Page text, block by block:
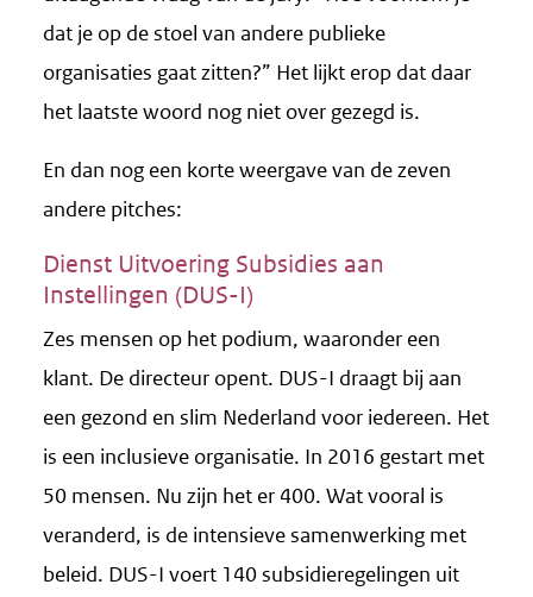
dat je op de stoel van andere publieke
organisaties gaat zitten?” Het lijkt erop dat daar
het laatste woord nog niet over gezegd is.
En dan nog een korte weergave van de zeven
andere pitches:
Dienst Uitvoering Subsidies aan
Instellingen (DUS-I)
Zes mensen op het podium, waaronder een
klant. De directeur opent. DUS-I draagt bij aan
een gezond en slim Nederland voor iedereen. Het
is een inclusieve organisatie. In 2016 gestart met
50 mensen. Nu zijn het er 400. Wat vooral is
veranderd, is de intensieve samenwerking met
beleid. DUS-I voert 140 subsidieregelingen uit